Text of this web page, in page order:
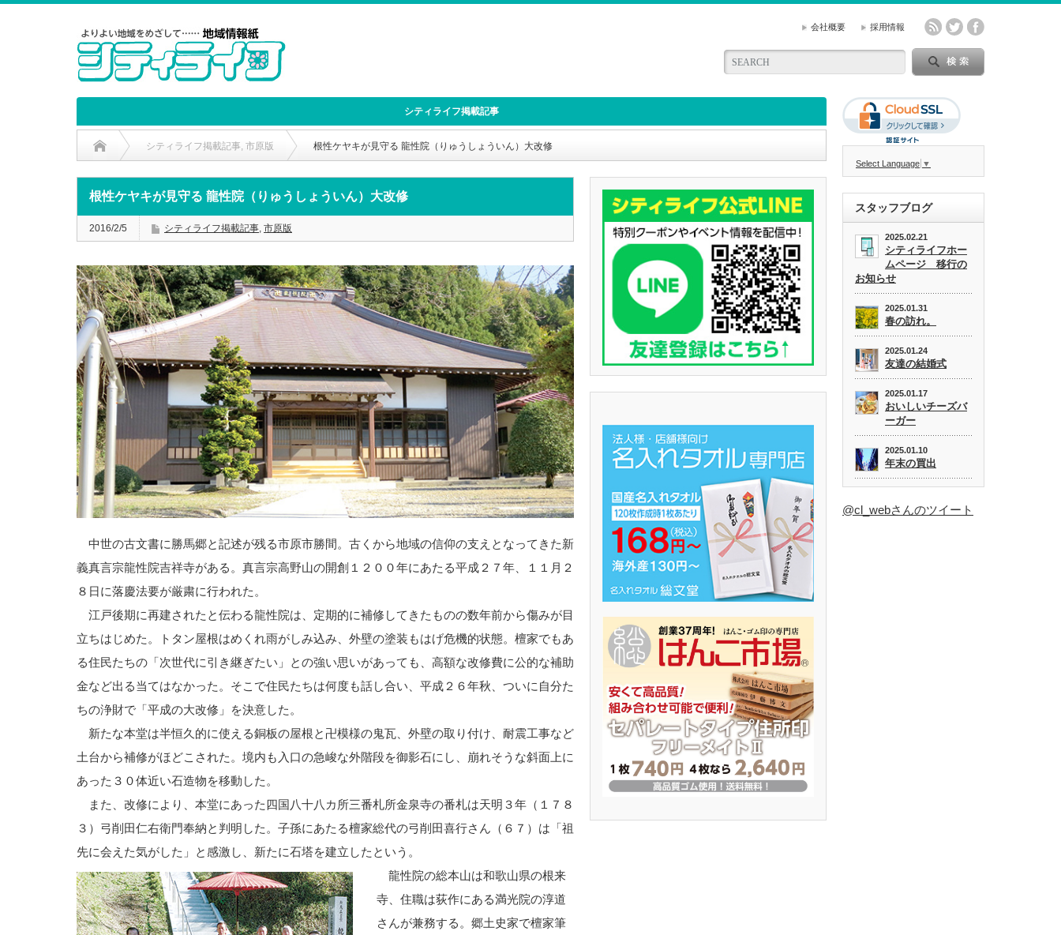
会社概要 採用情報
シティライフ掲載記事
シティライフ掲載記事, 市原版 根性ケヤキが見守る 龍性院（りゅうしょういん）大改修
根性ケヤキが見守る 龍性院（りゅうしょういん）大改修
2016/2/5 シティライフ掲載記事, 市原版
中世の古文書に勝馬郷と記述が残る市原市勝間。古くから地域の信仰の支えとなってきた新
義真言宗龍性院吉祥寺がある。真言宗高野山の開創１２００年にあたる平成２７年、１１月２
８日に落慶法要が厳粛に行われた。
江戸後期に再建されたと伝わる龍性院は、定期的に補修してきたものの数年前から傷みが目
立ちはじめた。トタン屋根はめくれ雨がしみ込み、外壁の塗装もはげ危機的状態。檀家でもあ
る住民たちの「次世代に引き継ぎたい」との強い思いがあっても、高額な改修費に公的な補助
金など出る当てはなかった。そこで住民たちは何度も話し合い、平成２６年秋、ついに自分た
ちの浄財で「平成の大改修」を決意した。
新たな本堂は半恒久的に使える銅板の屋根と卍模様の鬼瓦、外壁の取り付け、耐震工事など
土台から補修がほどこされた。境内も入口の急峻な外階段を御影石にし、崩れそうな斜面上に
あった３０体近い石造物を移動した。
また、改修により、本堂にあった四国八十八カ所三番札所金泉寺の番札は天明３年（１７８
３）弓削田仁右衛門奉納と判明した。子孫にあたる檀家総代の弓削田喜行さん（６７）は「祖
先に会えた気がした」と感激し、新たに石塔を建立したという。
龍性院の総本山は和歌山県の根来
寺、住職は荻作にある満光院の淳道
さんが兼務する。郷土史家で檀家筆
Select Language ▼
スタッフブログ
2025.02.21
シティライフホー
ムページ 移行の
お知らせ
2025.01.31
春の訪れ。
2025.01.24
友達の結婚式
2025.01.17
おいしいチーズバ
ーガー
2025.01.10
年末の買出
@cl_webさんのツイート